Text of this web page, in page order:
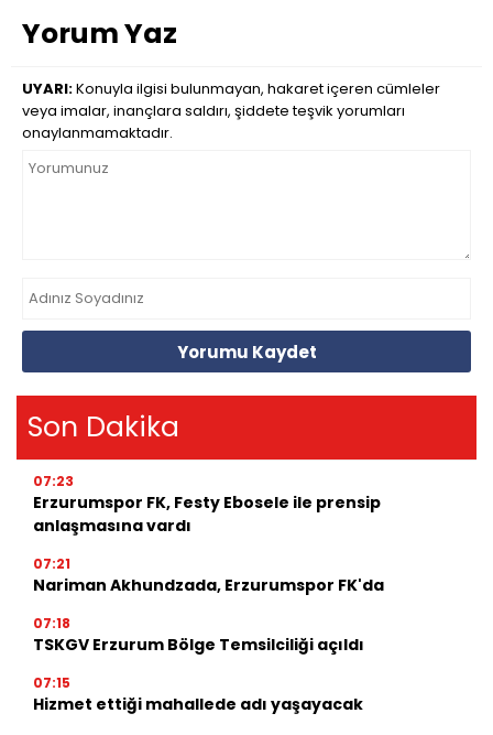
Yorum Yaz
UYARI:Konuyla ilgisi bulunmayan, hakaret içeren cümleler
veya imalar, inançlara saldırı, şiddete teşvik yorumları
onaylanmamaktadır.
Yorumu Kaydet
Son Dakika
07:23
Erzurumspor FK, Festy Ebosele ile prensip
anlaşmasına vardı
07:21
Nariman Akhundzada, Erzurumspor FK'da
07:18
TSKGV Erzurum Bölge Temsilciliği açıldı
07:15
Hizmet ettiği mahallede adı yaşayacak